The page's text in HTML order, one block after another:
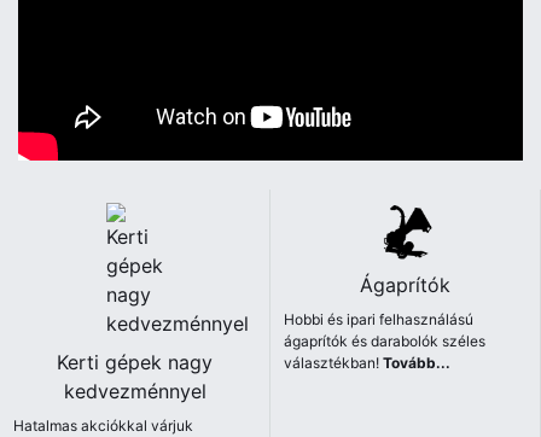
Kerti gépek nagy
kedvezménnyel
Hatalmas akciókkal várjuk
Ágaprítók
Hobbi és ipari felhasználású
ágaprítók és darabolók széles
választékban!Tovább...